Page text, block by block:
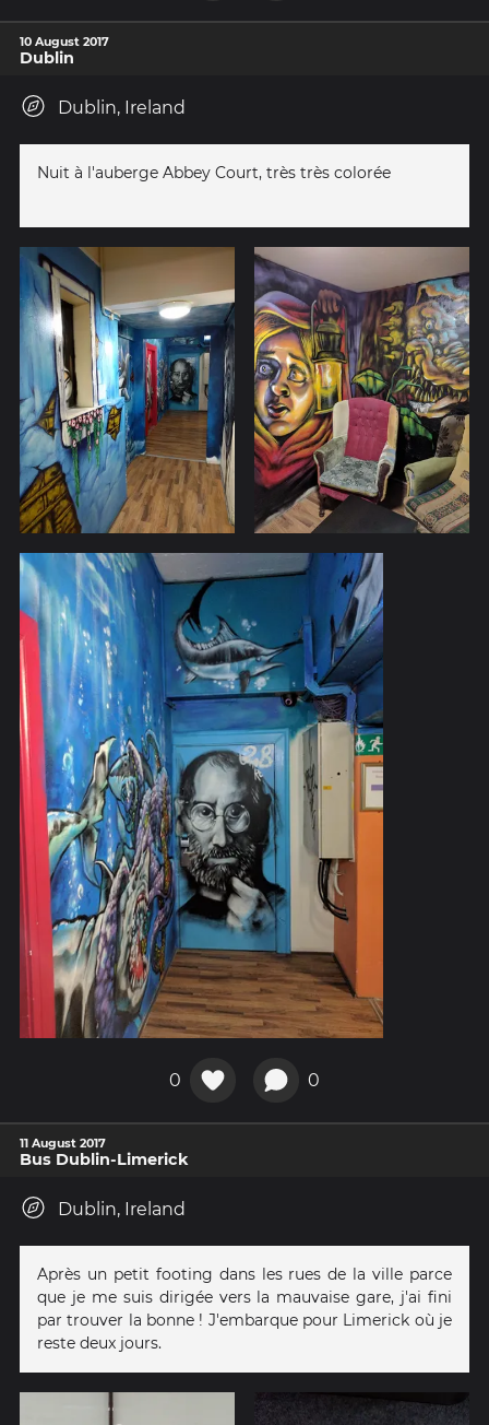
10 August 2017
Dublin
Dublin, Ireland
Nuit à l'auberge Abbey Court, très très colorée
0 0
11 August 2017
Bus Dublin-Limerick
Dublin, Ireland
Après un petit footing dans les rues de la ville parce
que je me suis dirigée vers la mauvaise gare, j'ai fini
par trouver la bonne ! J'embarque pour Limerick où je
reste deux jours.